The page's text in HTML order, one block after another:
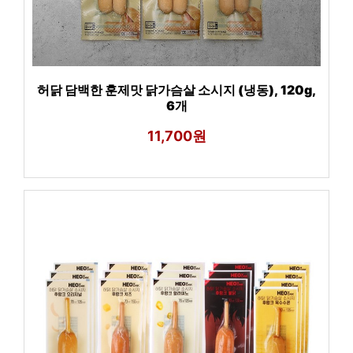
허닭 담백한 훈제맛 닭가슴살 소시지 (냉동), 120g,
6개
11,700원